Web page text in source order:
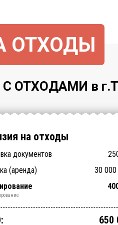
ОТХОДЫ
ОТХОДАМИ в
на отходы
документов
ФБУЗ (ЦГиЭ)
РОСПОТРЕБНАДЗОРа
специалисты
200(аренда)
(аренда)
(аренда) 30 000
отходов
итог: 650